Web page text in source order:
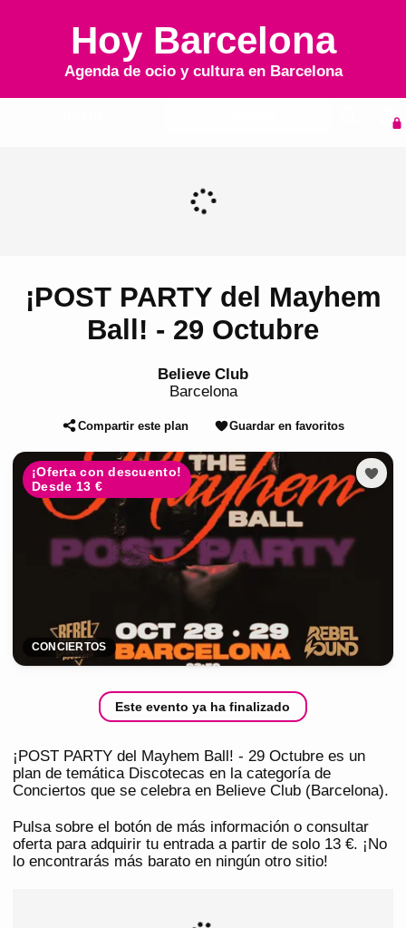
Hoy Barcelona
Agenda de ocio y cultura en Barcelona
¡POST PARTY del Mayhem
Ball! - 29 Octubre
Believe Club
Barcelona
Compartir este plan Guardar en favoritos
¡Oferta con descuento!
Desde 13 €
CONCIERTOS
Este evento ya ha finalizado
¡POST PARTY del Mayhem Ball! - 29 Octubre es un
plan de temática Discotecas en la categoría de
Conciertos que se celebra en Believe Club (Barcelona).
Pulsa sobre el botón de más información o consultar
oferta para adquirir tu entrada a partir de solo 13 €. ¡No
lo encontrarás más barato en ningún otro sitio!